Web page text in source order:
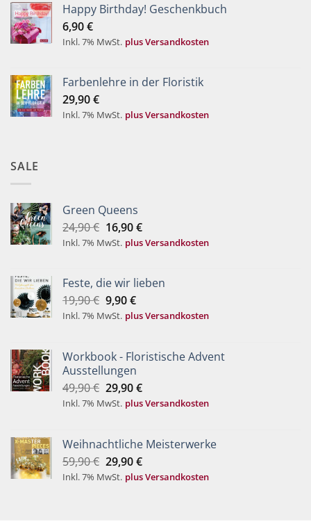
Happy Birthday! Geschenkbuch
6,90€
Inkl. 7% MwSt. plus Versandkosten
Farbenlehre in der Floristik
29,90€
Inkl. 7% MwSt. plus Versandkosten
SALE
Green Queens
24,90€ Ursprünglicher
Preis
16,90€Aktueller
Preis
Inkl. 7% MwSt. plus Versandkosten
Feste, die wir lieben
19,90€ Ursprünglicher
Preis
9,90€Aktueller
Preis
Inkl. 7% MwSt. plus Versandkosten
Workbook - Floristische Advent
Ausstellungen
49,90€ Ursprünglicher
Preis
29,90€Aktueller
Preis
Inkl. 7% MwSt. plus Versandkosten
Weihnachtliche Meisterwerke
59,90€ Ursprünglicher
Preis
29,90€Aktueller
Preis
Inkl. 7% MwSt. plus Versandkosten